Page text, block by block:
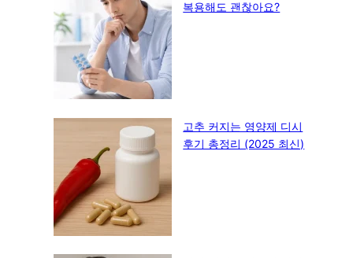
복용해도 괜찮아요?
고추 커지는 영양제 디시
후기 총정리 (2025 최신)